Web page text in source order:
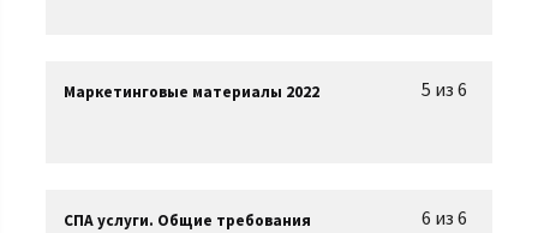
5 из 6
Маркетинговые материалы 2022
6 из 6
СПА услуги. Общие требования